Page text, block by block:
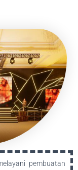
pembuatan